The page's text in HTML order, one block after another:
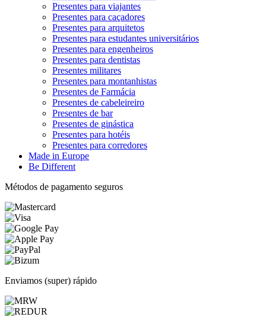
Presentes para viajantes
Presentes para caçadores
Presentes para arquitetos
Presentes para estudantes universitários
Presentes para engenheiros
Presentes para dentistas
Presentes militares
Presentes para montanhistas
Presentes de Farmácia
Presentes de cabeleireiro
Presentes de bar
Presentes de ginástica
Presentes para hotéis
Presentes para corredores
Made in Europe
Be Different
Métodos de pagamento seguros
Enviamos (super) rápido